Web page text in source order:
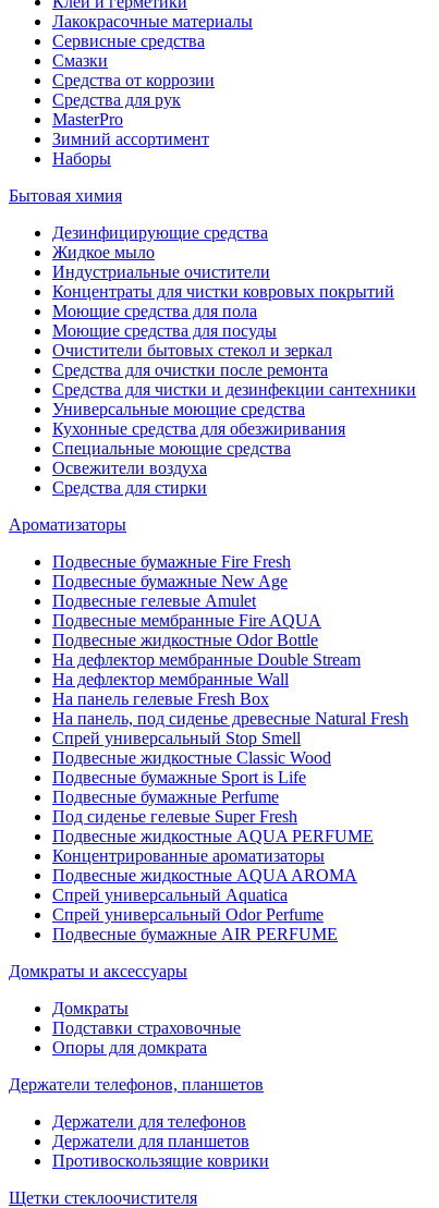
Лакокрасочные материалы
Сервисные средства
Смазки
Средства от коррозии
Средства для рук
MasterPro
Зимний ассортимент
Наборы
Бытовая химия
Дезинфицирующие средства
Жидкое мыло
Индустриальные очистители
Концентраты для чистки ковровых покрытий
Моющие средства для пола
Моющие средства для посуды
Очистители бытовых стекол и зеркал
Средства для очистки после ремонта
Средства для чистки и дезинфекции сантехники
Универсальные моющие средства
Кухонные средства для обезжиривания
Специальные моющие средства
Освежители воздуха
Средства для стирки
Ароматизаторы
Подвесные бумажные Fire Fresh
Подвесные бумажные New Age
Подвесные гелевые Amulet
Подвесные мембранные Fire AQUA
Подвесные жидкостные Odor Bottle
На дефлектор мембранные Double Stream
На дефлектор мембранные Wall
На панель гелевые Fresh Box
На панель, под сиденье древесные Natural Fresh
Спрей универсальный Stop Smell
Подвесные жидкостные Classic Wood
Подвесные бумажные Sport is Life
Подвесные бумажные Perfume
Под сиденье гелевые Super Fresh
Подвесные жидкостные AQUA PERFUME
Концентрированные ароматизаторы
Подвесные жидкостные AQUA AROMA
Спрей универсальный Aquatica
Спрей универсальный Odor Perfume
Подвесные бумажные AIR PERFUME
Домкраты и аксессуары
Домкраты
Подставки страховочные
Опоры для домкрата
Держатели телефонов, планшетов
Держатели для телефонов
Держатели для планшетов
Противоскользящие коврики
Щетки стеклоочистителя